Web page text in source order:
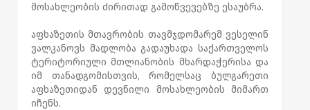
მოსახლეობის ძირითად გამოწვევებზე ესაუბრა.
აფხაზეთის მთავრობის თავმჯდომარემ ვესელინ
ვალკანოვს მადლობა გადაუხადა საქართველოს
ტერიტორიული მთლიანობის მხარდაჭერისა და
იმ თანადგომისთვის, რომელსაც ბულგარეთი
აფხაზეთიდან დევნილი მოსახლეობის მიმართ
იჩენს.